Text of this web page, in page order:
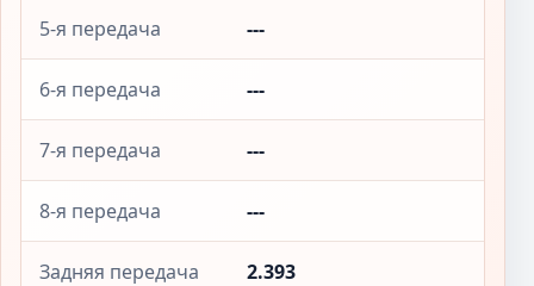
5-я передача ---
6-я передача ---
7-я передача ---
8-я передача ---
Задняя передача 2.393